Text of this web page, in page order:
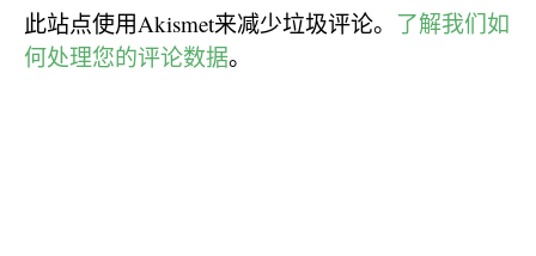
此站点使用Akismet来减少垃圾评论。 了解我们如
何处理您的评论数据。